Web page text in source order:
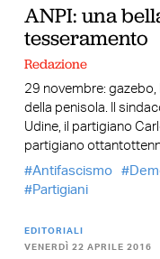
ANPI: una
tesseramento
Redazione
29 novembre: gazebo,
della penisola. Il
Udine, il partigiano
partigiano
Antifascismo
Partigiani
EDITORIALI
VENERDÌ 22 APRILE 2016